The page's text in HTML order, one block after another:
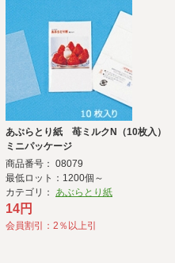
あぶらとり紙 苺ミルクN（10枚入）
ミニパッケージ
商品番号： 08079
最低ロット：1200個～
カテゴリ： あぶらとり紙
14円
会員割引：2％以上引